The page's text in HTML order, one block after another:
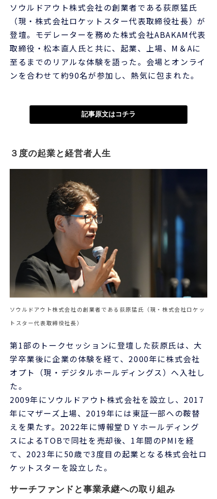
ソウルドアウト株式会社の創業者である荻原猛氏
（現・株式会社ロケットスター代表取締役社長）が
登壇。モデレーターを務めた株式会社ABAKAM代表
取締役・松本直人氏と共に、起業、上場、M＆Aに
至るまでのリアルな体験を語った。会場とオンライ
ンを合わせて約90名が参加し、熱気に包まれた。
記事原文はコチラ
３度の起業と経営者人生
ソウルドアウト株式会社の創業者である荻原猛氏（現・株式会社ロケッ
トスター代表取締役社長）
第1部のトークセッションに登壇した荻原氏は、大
学卒業後に企業の体験を経て、2000年に株式会社
オプト（現・デジタルホールディングス）へ入社し
た。
2009年にソウルドアウト株式会社を設立し、2017
年にマザーズ上場、2019年には東証一部への鞍替
えを果たす。2022年に博報堂ＤＹホールディング
スによるTOBで同社を売却後、1年間のPMIを経
て、2023年に50歳で3度目の起業となる株式会社ロ
ケットスターを設立した。
サーチファンドと事業承継への取り組み